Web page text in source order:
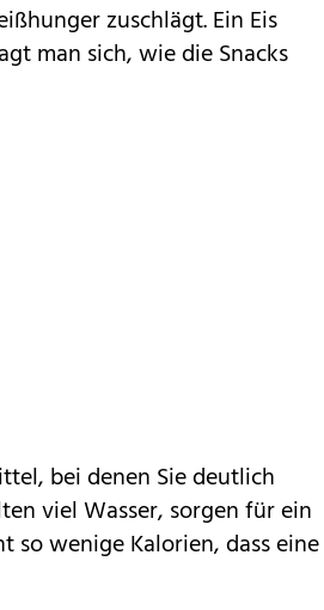
zuschlägt. Ein Eis
man sich, wie die Snacks
bei denen Sie deutlich
viel Wasser, sorgen für ein
so wenige Kalorien, dass eine